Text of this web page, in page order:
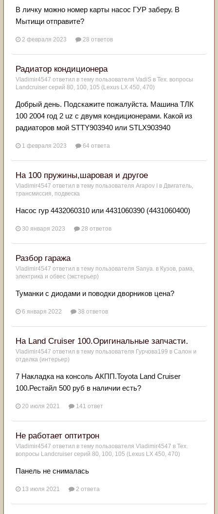
В личку можно номер карты насос ГУР заберу. В
Мытищи отправите?
2 февраля 2023 28 ответов
Радиатор кондиционера
Vladimir4547 ответил в тему пользователя VadiS в Тех. вопросы
Landcruiser серий 80, 100, 105 (Lexus LX 450, 470)
Добрый день. Подскажите пожалуйста. Машина ТЛК
100 2004 год 2 uz с двумя кондиционерами. Какой из
радиаторов мой STTY903940 или STLX903940
1 февраля 2023 64 ответа
На 100 пружины,шаровая и другое
Vladimir4547 ответил в тему пользователя Arapov I в Двигатель,
трансмиссия, подвеска
Насос гур 4432060310 или 4431060390 (4431060400)
30 января 2023 28 ответов
Разбор гаража
Vladimir4547 ответил в тему пользователя Sanya. в Кузов, рама,
электрика и обвес (экстерьер)
Туманки с диодами и поводки дворников цена?
6 января 2022 38 ответов
На Land Cruiser 100.Оригинальные запчасти.
Vladimir4547 ответил в тему пользователя Гурчова199 в Салон и
отделка (интерьер)
7 Накладка на консоль АКПП.Toyota Land Cruiser
100.Рестайл 500 руб в наличии есть?
20 июля 2021 141 ответ
Не работает оптитрон
Vladimir4547 ответил в тему пользователя Vladimir4547 в Тех.
вопросы Landcruiser серий 80, 100, 105 (Lexus LX 450, 470)
Панель не снималась
13 июля 2021 2 ответа